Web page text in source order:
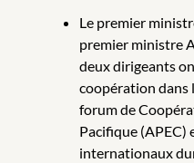
Le premier
premier ministre
deux dirigeants
coopération dans
forum de
Pacifique (APEC)
internationaux